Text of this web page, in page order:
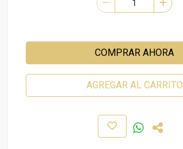
COMPRAR AHORA
AGREGAR AL CARRITO